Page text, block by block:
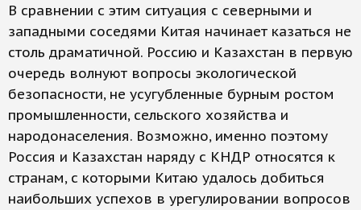
В сравнении с этим ситуация с северными и
западными соседями Китая начинает казаться не
столь драматичной. Россию и Казахстан в первую
очередь волнуют вопросы экологической
безопасности, не усугубленные бурным ростом
промышленности, сельского хозяйства и
народонаселения. Возможно, именно поэтому
Россия и Казахстан наряду с КНДР относятся к
странам, с которыми Китаю удалось добиться
наибольших успехов в урегулировании вопросов